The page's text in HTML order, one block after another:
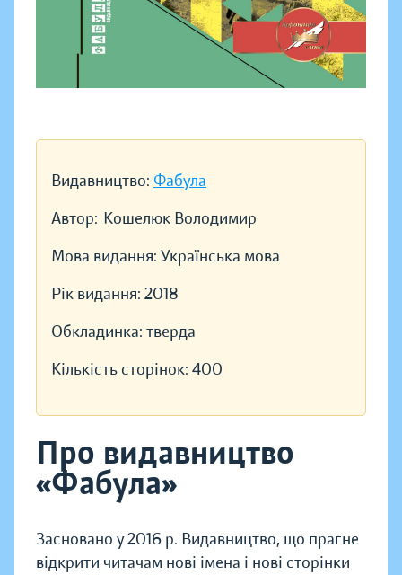
Видавництво: Фабула
Автор: Кошелюк Володимир
Мова видання: Українська мова
Рік видання: 2018
Обкладинка: тверда
Кількість сторінок: 400
Про видавництво
«Фабула»
Засновано у 2016 р. Видавництво, що прагне
відкрити читачам нові імена і нові сторінки